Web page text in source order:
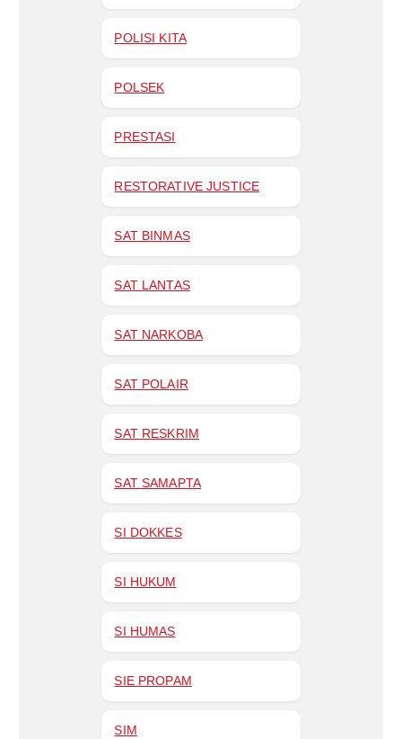
POLISI KITA
POLSEK
PRESTASI
RESTORATIVE JUSTICE
SAT BINMAS
SAT LANTAS
SAT NARKOBA
SAT POLAIR
SAT RESKRIM
SAT SAMAPTA
SI DOKKES
SI HUKUM
SI HUMAS
SIE PROPAM
SIM